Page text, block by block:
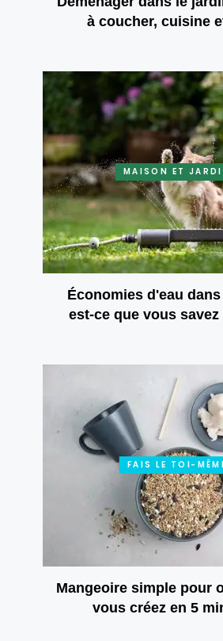
à coucher, cuisine
MAISON ET
Économies d'eau
est-ce que vous
FAIS LE TOI-
Mangeoire simple pour
vous créez en 5